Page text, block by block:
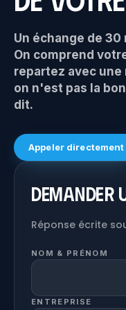
Un échange de
On comprend
repartez avec une
on n'est pas la
dit.
Appeler directement
Demander
Réponse écrite
NOM & PRÉNOM
ENTREPRISE